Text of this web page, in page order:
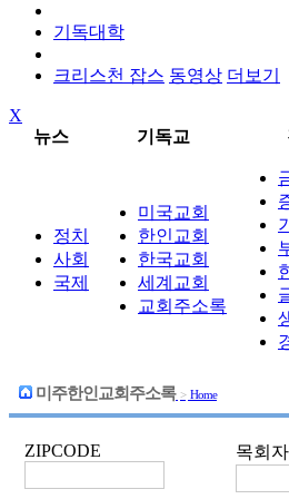
기독대학
크리스천 잡스 동영상 더보기
X
뉴스
기독교
정치
사회
국제
미국교회
한인교회
한국교회
세계교회
교회주소록
미주한인교회주소록 > Home
ZIPCODE 목회